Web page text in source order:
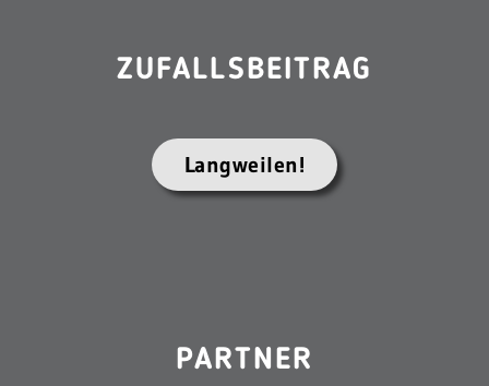
ZUFALLSBEITRAG
Langweilen!
PARTNER